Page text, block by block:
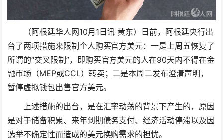
（阿根廷华人网10月1日讯 黄东）日前，阿根廷央行出
台了两项措施来限制个人购买官方美元：一是上周五恢复了
所谓的“交叉限制”，即购买官方美元的人在90天内不得在金
融市场（MEP或CCL）转卖；二是本周二发布澄清声明，
暂停虚拟钱包出售官方美元。
上述措施的出台，是在汇率动荡的背景下产生的，原因
是对于储备积累、来年到期债务支付、经济活动停滞以及因
选举不确定性而造成的美元换购需求的担忧。